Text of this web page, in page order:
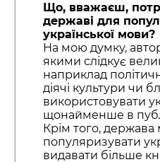
Що, вважаєш,
державі для
української мови?
На мою думку,
якими слідкує
наприклад
діячі культури чи
використовувати
щонайменше в
Крім того, держава
популяризувати
видавати більше